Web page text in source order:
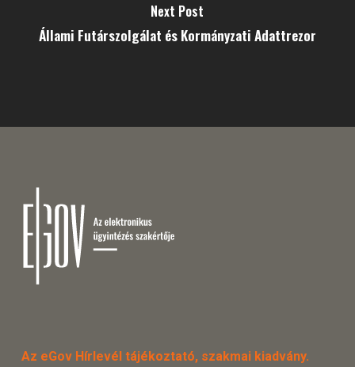
Next Post
Állami Futárszolgálat és Kormányzati Adattrezor
Az eGov Hírlevél tájékoztató, szakmai kiadvány.